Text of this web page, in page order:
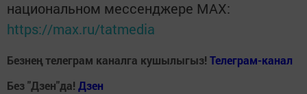
национальном мессенджере MАХ:
https://max.ru/tatmedia
Безнең телеграм каналга кушылыгыз! Телеграм-канал
Без "Дзен"да! Дзен